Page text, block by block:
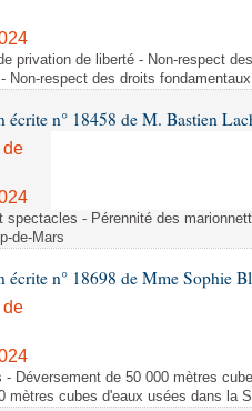
privation de liberté - Non-respect
Non-respect des droits
écrite n° 18458 de M. Bastien
de
spectacles - Pérennité des
de-Mars
écrite n° 18698 de Mme Sophie
de
- Déversement de 50 000 mètres
mètres cubes d'eaux usées dans la